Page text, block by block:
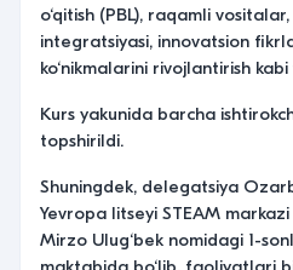
o‘qitish (PBL), raqamli
integratsiyasi, innovatsion
ko‘nikmalarini rivojlantirish kabi
Kurs yakunida barcha
topshirildi.
Shuningdek, delegatsiya
Yevropa litseyi STEAM
Mirzo Ulug‘bek nomidagi 1-